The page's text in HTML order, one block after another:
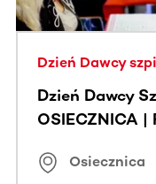
Dzień Dawcy
Dzień Dawcy
OSIECZNICA |
Osiecznica